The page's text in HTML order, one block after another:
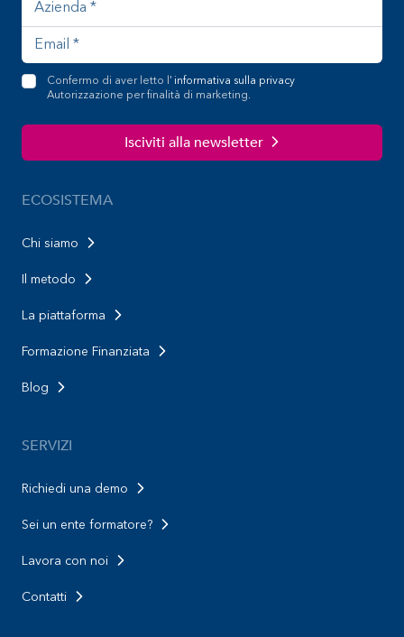
Confermo di aver letto l' informativa sulla privacy
Autorizzazione per finalità di marketing.
Isciviti alla newsletter
ECOSISTEMA
Chi siamo
Il metodo
La piattaforma
Formazione Finanziata
Blog
SERVIZI
Richiedi una demo
Sei un ente formatore?
Lavora con noi
Contatti